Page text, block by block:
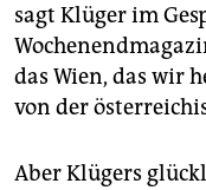
sagt Klüger im
das Wien, das wir
von der
Aber Klügers